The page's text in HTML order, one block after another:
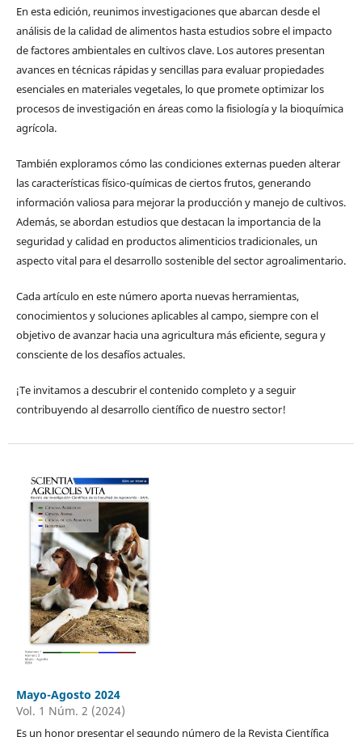
En esta edición, reunimos investigaciones que abarcan desde el
análisis de la calidad de alimentos hasta estudios sobre el impacto
de factores ambientales en cultivos clave. Los autores presentan
avances en técnicas rápidas y sencillas para evaluar propiedades
esenciales en materiales vegetales, lo que promete optimizar los
procesos de investigación en áreas como la fisiología y la bioquímica
agrícola.
También exploramos cómo las condiciones externas pueden alterar
las características físico-químicas de ciertos frutos, generando
información valiosa para mejorar la producción y manejo de cultivos.
Además, se abordan estudios que destacan la importancia de la
seguridad y calidad en productos alimenticios tradicionales, un
aspecto vital para el desarrollo sostenible del sector agroalimentario.
Cada artículo en este número aporta nuevas herramientas,
conocimientos y soluciones aplicables al campo, siempre con el
objetivo de avanzar hacia una agricultura más eficiente, segura y
consciente de los desafíos actuales.
¡Te invitamos a descubrir el contenido completo y a seguir
contribuyendo al desarrollo científico de nuestro sector!
Mayo-Agosto 2024
Vol. 1 Núm. 2 (2024)
Es un honor presentar el segundo número de la Revista Científica